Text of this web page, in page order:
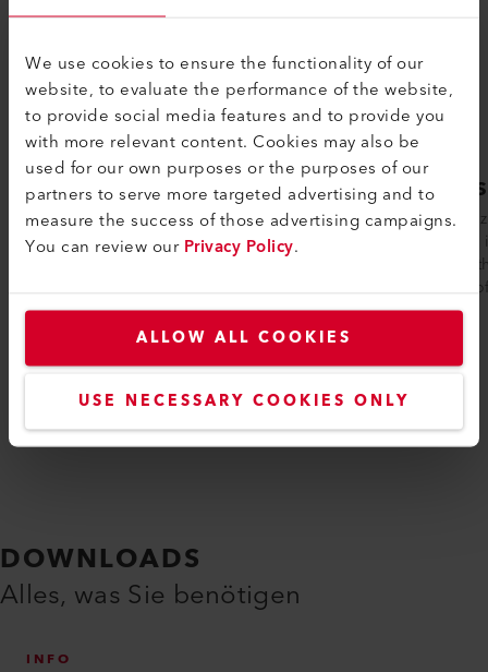
We use cookies to ensure the functionality of our
website, to evaluate the performance of the website,
to provide social media features and to provide you
with more relevant content. Cookies may also be
used for our own purposes or the purposes of our
partners to serve more targeted advertising and to
measure the success of those advertising campaigns.
You can review ourPrivacy Policy.
ALLOW ALL COOKIES
USE NECESSARY COOKIES ONLY
COMET 700
Der Heizkeil-Schweissautomat COMET 700
von Leister bietet alles, was sich
Anwender:innen im Tiefbau beim...
Vergleichen
Der
G7
DOWNLOADS
Alles, was Sie benötigen
INFO